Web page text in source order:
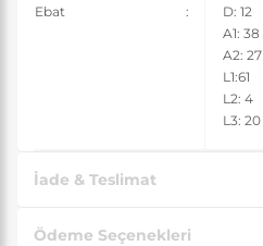
Ebat :
D: 12
A1: 38
A2: 27
L1:61
L2: 4
L3: 20
İade & Teslimat
Ödeme Seçenekleri